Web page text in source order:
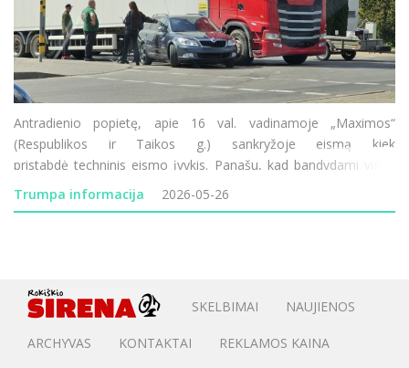
Antradienio popietę, apie 16 val. vadinamoje „Maximos“
(Respublikos ir Taikos g.) sankryžoje eismą kiek
pristabdė techninis eismo įvykis. Panašu, kad bandydami vienu
metu pasukti į dešinę, sunkvežimis ir „Škoda“ automobilis
nepasidalino ei
Trumpa informacija 2026-05-26
SKELBIMAI NAUJIENOS
ARCHYVAS KONTAKTAI REKLAMOS KAINA